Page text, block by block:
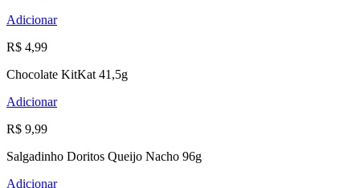
Adicionar
R$ 4,99
Chocolate KitKat 41,5g
Adicionar
R$ 9,99
Salgadinho Doritos Queijo Nacho 96g
Adicionar